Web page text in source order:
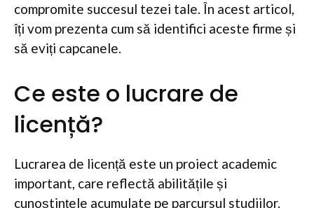
compromite succesul tezei tale. În acest articol,
îți vom prezenta cum să identifici aceste firme și
să eviți capcanele.
Ce este o lucrare de
licență?
Lucrarea de licență este un proiect academic
important, care reflectă abilitățile și
cunoștințele acumulate pe parcursul studiilor.